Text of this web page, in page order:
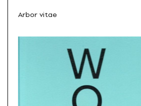
Arbor vitae